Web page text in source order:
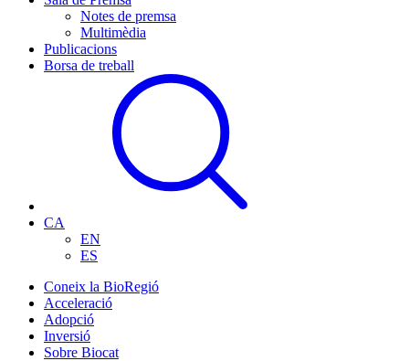
Notes de premsa
Multimèdia
Publicacions
Borsa de treball
CA
EN
ES
Coneix la BioRegió
Acceleració
Adopció
Inversió
Sobre Biocat